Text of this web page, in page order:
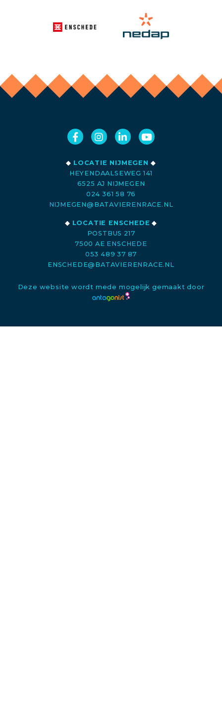
◆ LOCATIE NIJMEGEN ◆
HEYENDAALSEWEG 141
6525 AJ NIJMEGEN
024 361 58 76
NIJMEGEN@BATAVIERENRACE.NL
◆ LOCATIE ENSCHEDE ◆
POSTBUS 217
7500 AE ENSCHEDE
053 489 37 87
ENSCHEDE@BATAVIERENRACE.NL
Deze website wordt mede mogelijk gemaakt door